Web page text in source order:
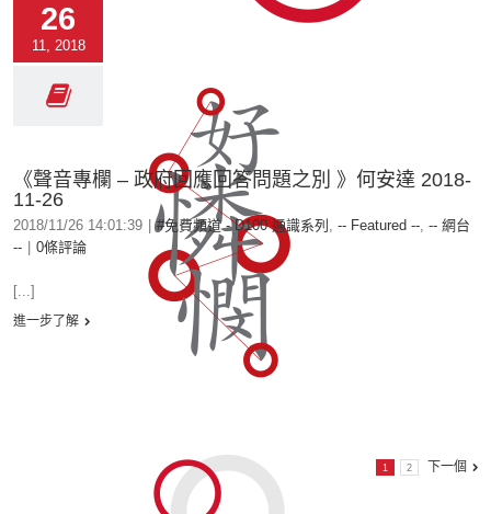
26
11, 2018
《聲音專欄 – 政府回應回答問題之別 》何安達 2018-
11-26
2018/11/26 14:01:39 #免費頻道 - D100 通識系列 , -- Featured --, -- 網台
--
0條評論
[...]
進一步了解
1 2 下一個